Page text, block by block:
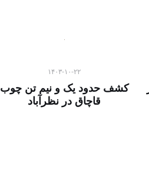
۱۴۰۳-۱۰-۲۲
کشف حدود یک و نیم تن چوب
قاچاق در نظرآباد